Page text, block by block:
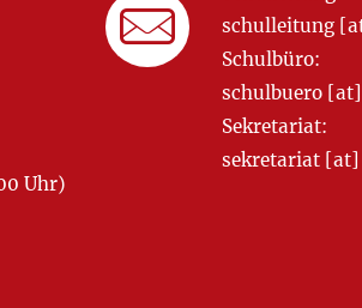
Uhr)
schulleitung
Schulbüro:
schulbuero
Sekretariat:
sekretariat